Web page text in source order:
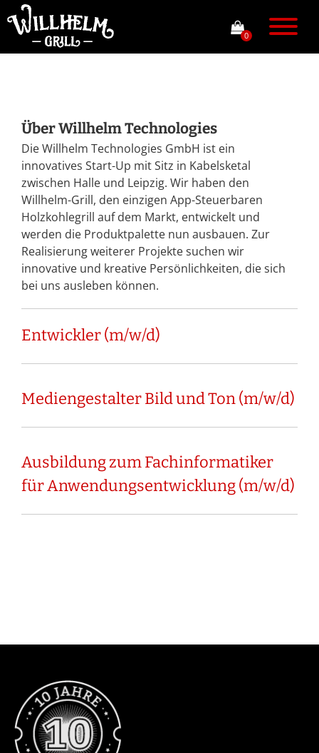
0
Über Willhelm Technologies
Die Willhelm Technologies GmbH ist ein
innovatives Start-Up mit Sitz in Kabelsketal
zwischen Halle und Leipzig. Wir haben den
Willhelm-Grill, den einzigen App-Steuerbaren
Holzkohlegrill auf dem Markt, entwickelt und
werden die Produktpalette nun ausbauen. Zur
Realisierung weiterer Projekte suchen wir
innovative und kreative Persönlichkeiten, die sich
bei uns ausleben können.
Entwickler (m/w/d)
Mediengestalter Bild und Ton (m/w/d)
Ausbildung zum Fachinformatiker
für Anwendungsentwicklung (m/w/d)